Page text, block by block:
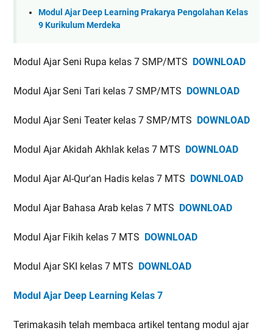
Modul Ajar Deep Learning Prakarya Pengolahan Kelas
9 Kurikulum Merdeka
Modul Ajar Seni Rupa kelas 7 SMP/MTS DOWNLOAD
Modul Ajar Seni Tari kelas 7 SMP/MTS DOWNLOAD
Modul Ajar Seni Teater kelas 7 SMP/MTS DOWNLOAD
Modul Ajar Akidah Akhlak kelas 7 MTS DOWNLOAD
Modul Ajar Al-Qur'an Hadis kelas 7 MTS DOWNLOAD
Modul Ajar Bahasa Arab kelas 7 MTS DOWNLOAD
Modul Ajar Fikih kelas 7 MTS DOWNLOAD
Modul Ajar SKI kelas 7 MTS DOWNLOAD
Modul Ajar Deep Learning Kelas 7
Terimakasih telah membaca artikel tentang modul ajar